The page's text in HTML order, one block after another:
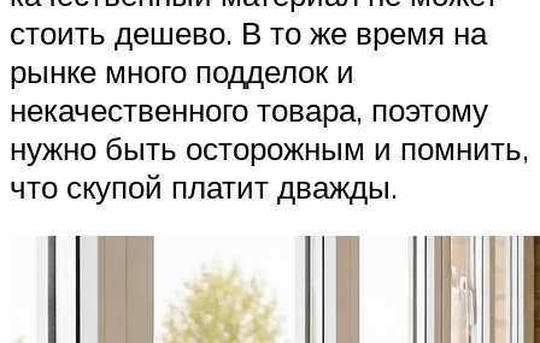
стоить дешево. В то же время на
рынке много подделок и
некачественного товара, поэтому
нужно быть осторожным и помнить,
что скупой платит дважды.